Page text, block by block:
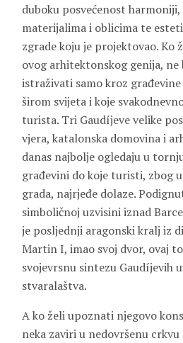
duboku posvećenost
materijalima i oblicima te
zgrade koju je projektovao. Ko
ovog arhitektonskog genija, ne
istraživati samo kroz
širom svijeta i koje
turista. Tri Gaudíjeve velike
vjera, katalonska domovina i
danas najbolje ogledaju u
građevini do koje turisti, zbog
grada, najrjeđe dolaze.
simboličnoj uzvisini iznad
je posljednji aragonski kralj iz
Martin I, imao svoj dvor, ovaj
svojevrsnu sintezu Gaudíjevih
stvaralaštva.
A ko želi upoznati njegovo
neka zaviri u nedovršenu